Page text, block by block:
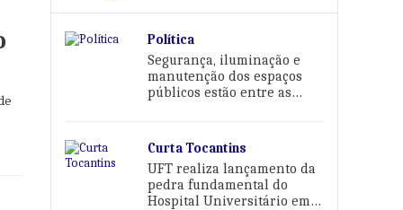
Política
Segurança, iluminação e
manutenção dos espaços
públicos estão entre as
Curta Tocantins
UFT realiza lançamento da
pedra fundamental do
Hospital Universitário em